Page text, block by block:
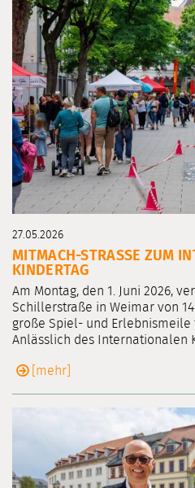
27.05.2026
MITMACH-STRASSE ZUM
INDERTAG
Am Montag, den 1. Juni 2026,
Schillerstraße in Weimar von
große Spiel- und
Anlässlich des Internationalen
[mehr]